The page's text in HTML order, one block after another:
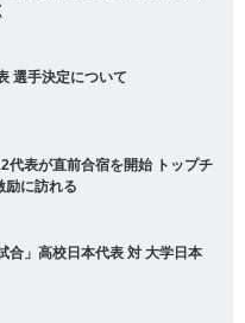
選手決定について
代表が直前合宿を開始 トップチ
励に訪れる
合」高校日本代表 対 大学日本